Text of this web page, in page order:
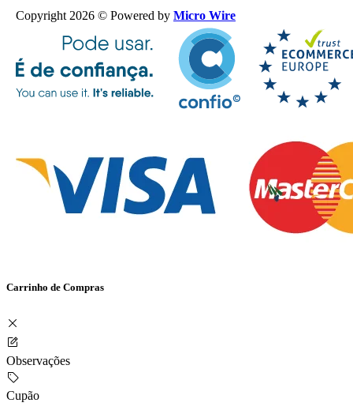
Copyright 2026 © Powered by Micro Wire
Carrinho de Compras
Observações
Cupão